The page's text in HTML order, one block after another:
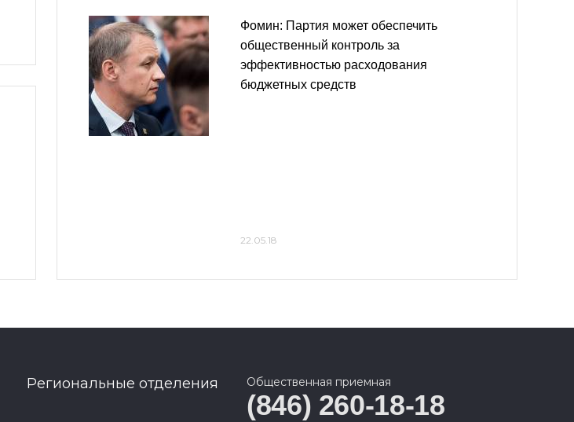
Фомин: Партия может обеспечить
общественный контроль за
эффективностью расходования
бюджетных средств
22.05.18
Региональные отделения Общественная приемная
(846) 260-18-18